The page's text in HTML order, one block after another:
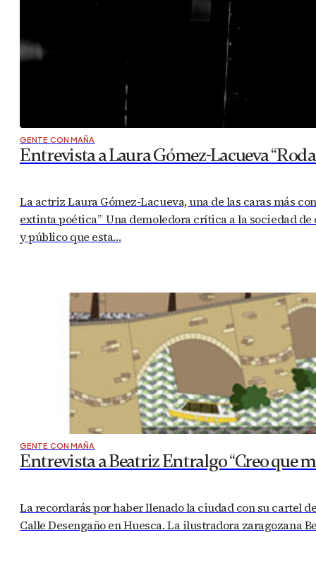
GENTE CON MAÑA
Entrevista a Laura Gómez-Lacueva
La actriz Laura Gómez-Lacueva, una de las caras más
extinta poética” Una demoledora crítica a la sociedad
y público que esta…
GENTE CON MAÑA
Entrevista a Beatriz Entralgo “Creo que
La recordarás por haber llenado la ciudad con su cartel
Calle Desengaño en Huesca. La ilustradora zaragozana